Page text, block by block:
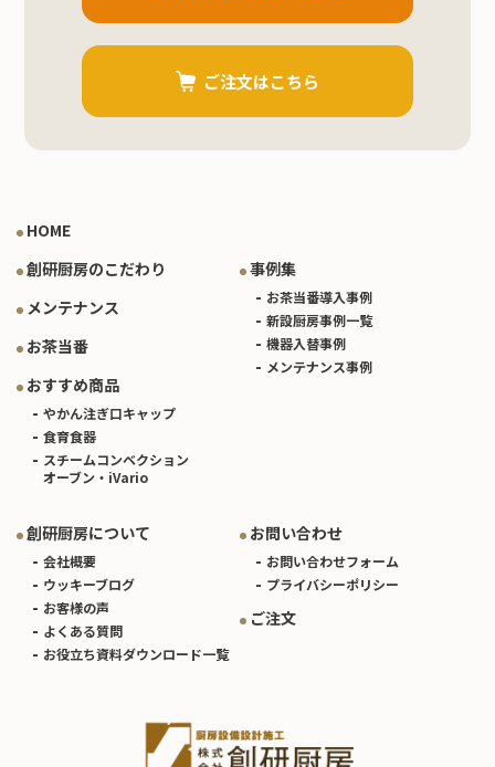
ご注文はこちら
HOME
創研厨房のこだわり
メンテナンス
お茶当番
おすすめ商品
やかん注ぎ口キャップ
食育食器
スチームコンベクション
オーブン・iVario
事例集
お茶当番導入事例
新設厨房事例一覧
機器入替事例
メンテナンス事例
創研厨房について
会社概要
ウッキーブログ
お客様の声
よくある質問
お役立ち資料ダウンロード一覧
お問い合わせ
お問い合わせフォーム
プライバシーポリシー
ご注文